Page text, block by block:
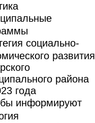
социально-
развития
района
года
информируют